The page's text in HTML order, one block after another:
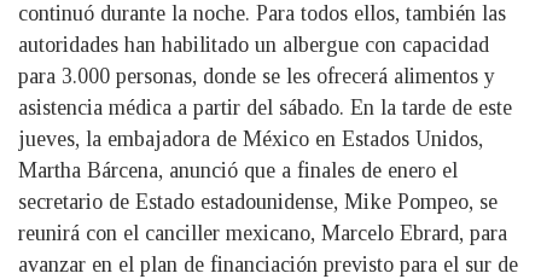
continuó durante la noche. Para todos ellos, también las
autoridades han habilitado un albergue con capacidad
para 3.000 personas, donde se les ofrecerá alimentos y
asistencia médica a partir del sábado. En la tarde de este
jueves, la embajadora de México en Estados Unidos,
Martha Bárcena, anunció que a finales de enero el
secretario de Estado estadounidense, Mike Pompeo, se
reunirá con el canciller mexicano, Marcelo Ebrard, para
avanzar en el plan de financiación previsto para el sur de